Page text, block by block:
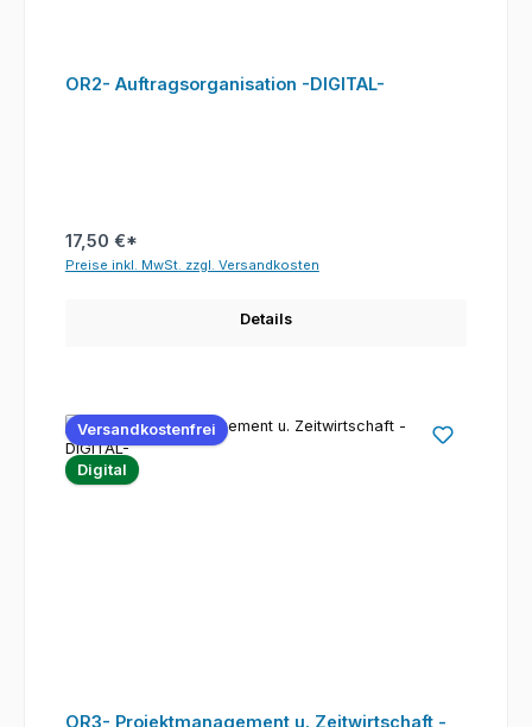
OR2- Auftragsorganisation -DIGITAL-
17,50 €*
Preise inkl. MwSt. zzgl. Versandkosten
Details
Versandkostenfrei
Digital
OR3- Projektmanagement u. Zeitwirtschaft -